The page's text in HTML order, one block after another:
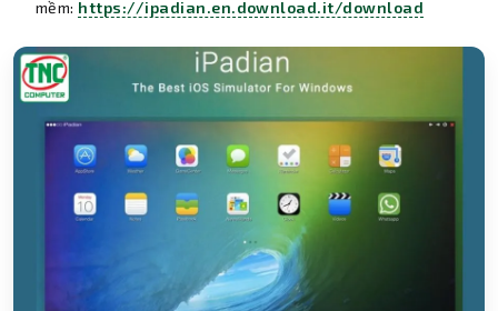
mềm: https://ipadian.en.download.it/download